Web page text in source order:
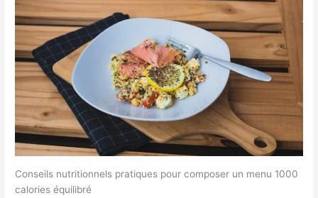
Conseils nutritionnels pratiques pour composer un menu 1000
calories équilibré